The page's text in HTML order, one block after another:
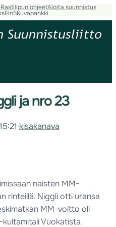
Rastilipun ohjeetAloita suunnistus
Fin5Kuvapankki
ja nro 23
·kisakanava
naisten MM-
rinteillä. Niggli otti uransa
MM-voitto oli
kultamitali Vuokatista.